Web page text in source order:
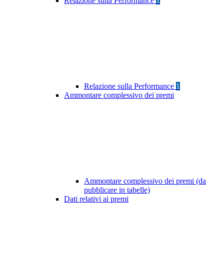
Relazione sulla Performance 1
Ammontare complessivo dei premi
Ammontare complessivo dei premi (da
pubblicare in tabelle)
Dati relativi ai premi